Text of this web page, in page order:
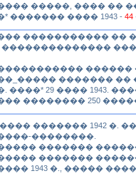
�����, ���� ��
������� ���� 1943 - 44
����������� ��
��������������
������
�������
����* 29 ���� 1943.
�������� 250
������� 1942 �.
��������.
�������
�������
1943 �., �����